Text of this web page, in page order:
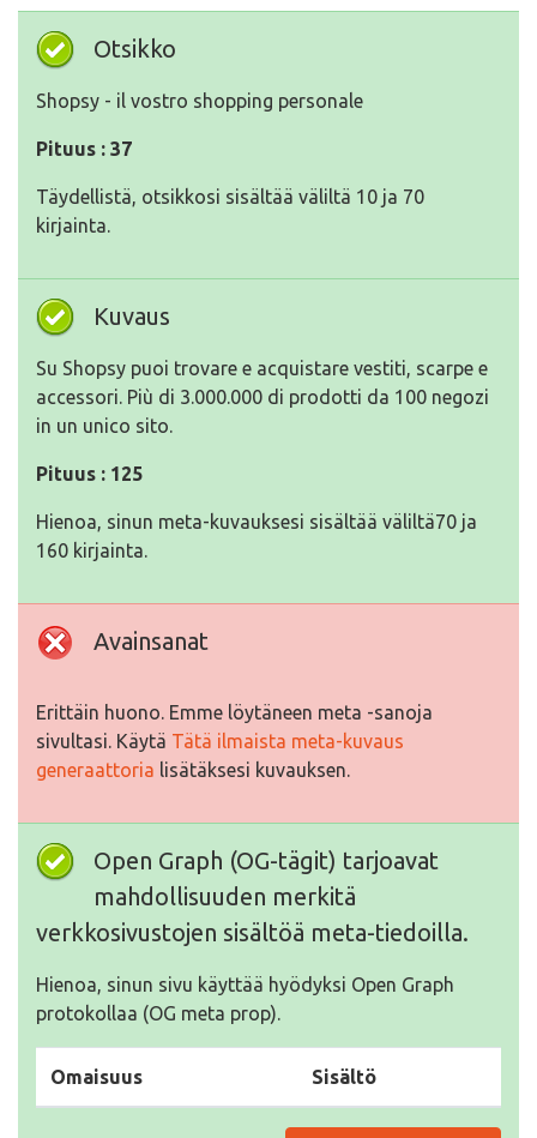
Otsikko
Shopsy - il vostro shopping personale
Pituus : 37
Täydellistä, otsikkosi sisältää väliltä 10 ja 70
kirjainta.
Kuvaus
Su Shopsy puoi trovare e acquistare vestiti, scarpe e
accessori. Più di 3.000.000 di prodotti da 100 negozi
in un unico sito.
Pituus : 125
Hienoa, sinun meta-kuvauksesi sisältää väliltä70 ja
160 kirjainta.
Avainsanat
Erittäin huono. Emme löytäneen meta -sanoja
sivultasi. Käytä Tätä ilmaista meta-kuvaus
generaattoria lisätäksesi kuvauksen.
Open Graph (OG-tägit) tarjoavat
mahdollisuuden merkitä
verkkosivustojen sisältöä meta-tiedoilla.
Hienoa, sinun sivu käyttää hyödyksi Open Graph
protokollaa (OG meta prop).
Omaisuus Sisältö